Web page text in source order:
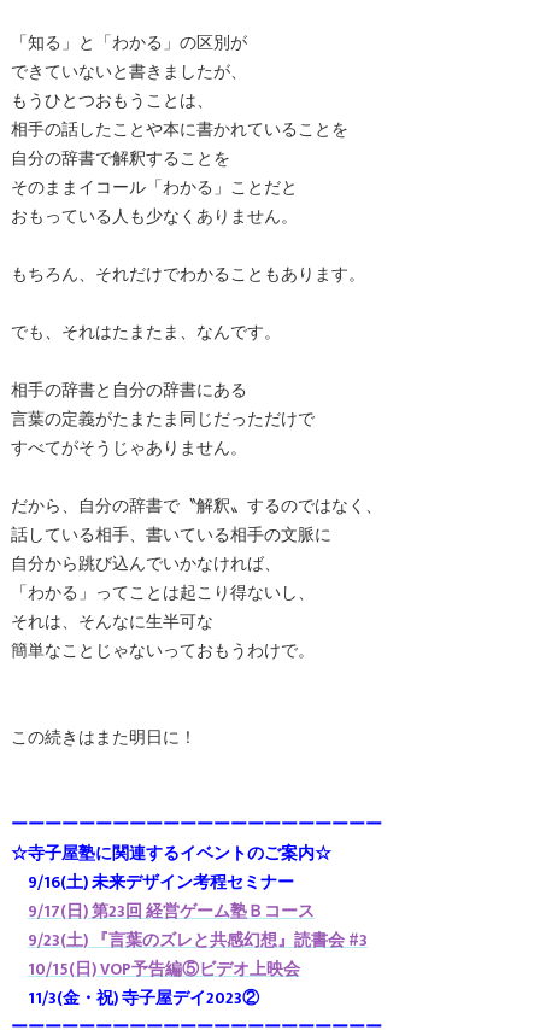
「知る」と「わかる」の区別が
できていないと書きましたが、
もうひとつおもうことは、
相手の話したことや本に書かれていることを
自分の辞書で解釈することを
そのままイコール「わかる」ことだと
おもっている人も少なくありません。
もちろん、それだけでわかることもあります。
でも、それはたまたま、なんです。
相手の辞書と自分の辞書にある
言葉の定義がたまたま同じだっただけで
すべてがそうじゃありません。
だから、自分の辞書で〝解釈〟するのではなく、
話している相手、書いている相手の文脈に
自分から跳び込んでいかなければ、
「わかる」ってことは起こり得ないし、
それは、そんなに生半可な
簡単なことじゃないっておもうわけで。
この続きはまた明日に！
ーーーーーーーーーーーーーーーーーーーーーー
☆寺子屋塾に関連するイベントのご案内☆
9/16(土) 未来デザイン考程セミナー
9/17(日) 第23回 経営ゲーム塾Ｂコース
9/23(土) 『言葉のズレと共感幻想』読書会 #3
10/15(日) VOP予告編⑤ビデオ上映会
11/3(金・祝) 寺子屋デイ2023②